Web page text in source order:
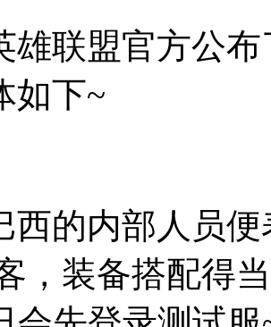
雄联盟官方公
如下~
西的内部人员
，装备搭配得